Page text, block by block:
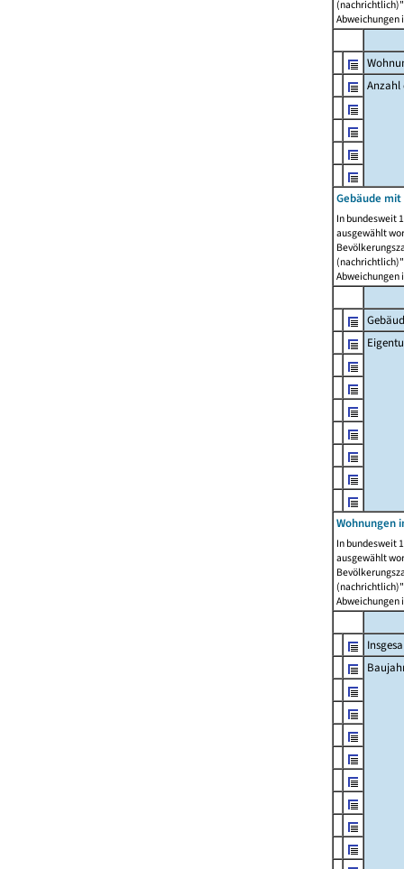
Abweichungen
Anzahl
Gebäude
In bundesweit
ausgewählt
Abweichungen
Wohnungen
In bundesweit
ausgewählt
Abweichungen